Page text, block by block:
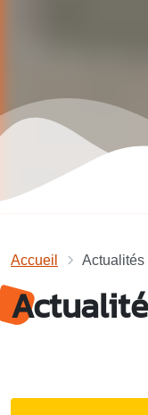
Accueil Actualités